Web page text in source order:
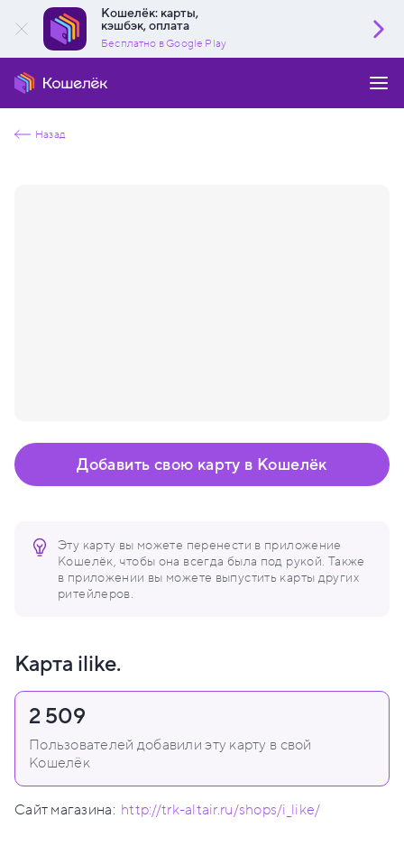
Кошелёк: карты,
кэшбэк, оплата
Бесплатно в Google Play
Назад
Эту карту вы можете перенести в приложение
Кошелёк, чтобы она всегда была под рукой. Также
в приложении вы можете выпустить карты других
ритейлеров.
Добавить свою карту в Кошелёк
Карта ilike.
2 509
Пользователей добавили эту карту в свой
Кошелёк
Сайт магазина: http://trk-altair.ru/shops/i_like/